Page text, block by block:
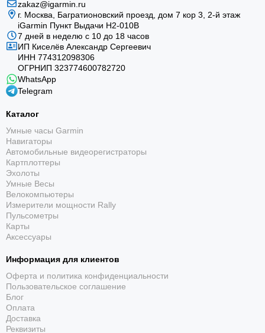
zakaz@igarmin.ru
г. Москва, Багратионовский проезд, дом 7 кор 3, 2-й этаж
iGarmin Пункт Выдачи Н2-010В
7 дней в неделю с 10 до 18 часов
ИП Киселёв Александр Сергеевич
ИНН 774312098306
ОГРНИП 323774600782720
WhatsApp
Telegram
Каталог
Умные часы Garmin
Навигаторы
Автомобильные видеорегистраторы
Картплоттеры
Эхолоты
Умные Весы
Велокомпьютеры
Измерители мощности Rally
Пульсометры
Карты
Аксессуары
Информация для клиентов
Оферта и политика конфиденциальности
Пользовательское соглашение
Блог
Оплата
Доставка
Реквизиты